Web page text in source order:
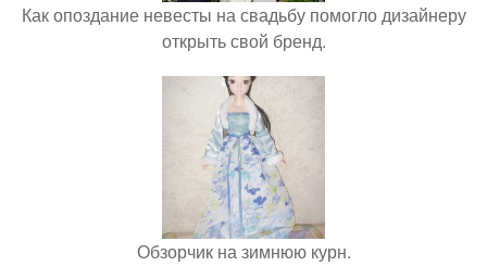
Как опоздание невесты на свадьбу помогло дизайнеру
открыть свой бренд.
Обзорчик на зимнюю курн.